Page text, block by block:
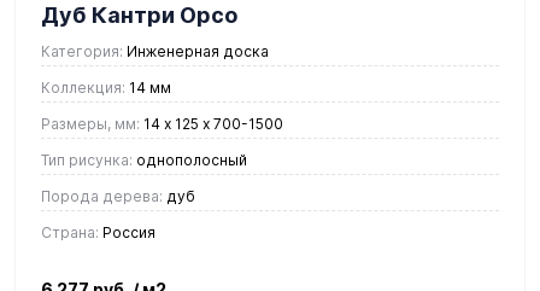
Дуб Кантри Орсо
Категория: Инженерная доска
Коллекция: 14 мм
Размеры, мм: 14 х 125 х 700-1500
Тип рисунка: однополосный
Порода дерева: дуб
Страна: Россия